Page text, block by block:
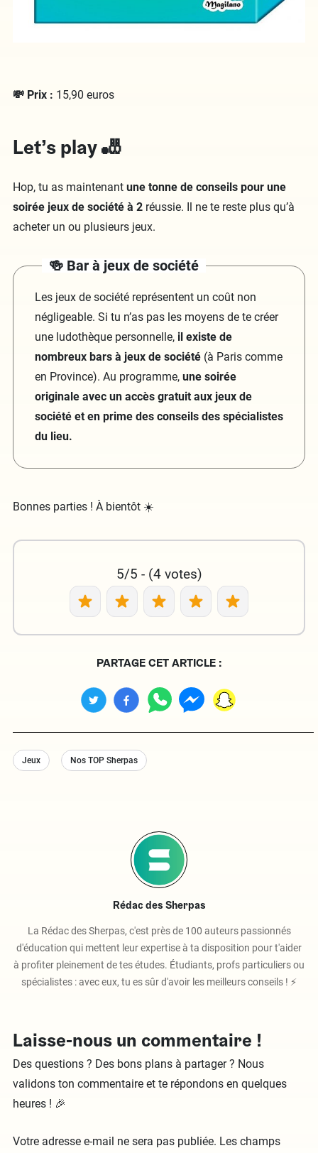
💸 Prix : 15,90 euros
Let’s play 🎳
Hop, tu as maintenant une tonne de conseils pour une
soirée jeux de société à 2 réussie. Il ne te reste plus qu’à
acheter un ou plusieurs jeux.
🍻 Bar à jeux de société
Les jeux de société représentent un coût non
négligeable. Si tu n’as pas les moyens de te créer
une ludothèque personnelle, il existe de
nombreux bars à jeux de société (à Paris comme
en Province). Au programme, une soirée
originale avec un accès gratuit aux jeux de
société et en prime des conseils des spécialistes
du lieu.
Bonnes parties ! À bientôt ☀️
5/5 - (4 votes)
Rédac des Sherpas
La Rédac des Sherpas, c'est près de 100 auteurs passionnés
d'éducation qui mettent leur expertise à ta disposition pour t'aider
à profiter pleinement de tes études. Étudiants, profs particuliers ou
spécialistes : avec eux, tu es sûr d'avoir les meilleurs conseils ! ⚡️
PARTAGE CET ARTICLE :
Jeux Nos TOP Sherpas
Laisse-nous un commentaire !
Des questions ? Des bons plans à partager ? Nous
validons ton commentaire et te répondons en quelques
heures ! 🎉
Votre adresse e-mail ne sera pas publiée. Les champs